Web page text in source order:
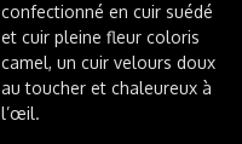
confectionné en cuir suédé
et cuir pleine fleur coloris
camel, un cuir velours doux
au toucher et chaleureux à
l’œil.